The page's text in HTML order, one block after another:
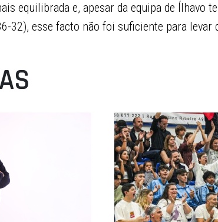
equilibrada e, apesar da equipa de Ílhavo
32), esse facto não foi suficiente para levar